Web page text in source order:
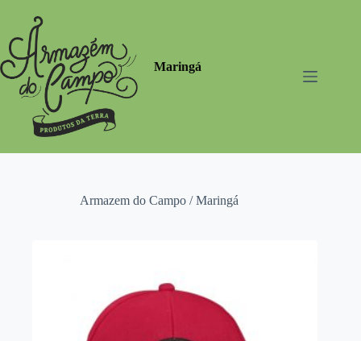
conteúdo
Maringá
Armazem do Campo / Maringá